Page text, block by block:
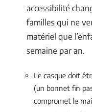
accessibilité
familles qui ne
matériel que
semaine par an.
Le casque doit
(un bonnet fin
compromet le